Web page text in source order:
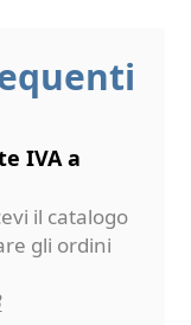
IVA a
il catalogo
gli ordini